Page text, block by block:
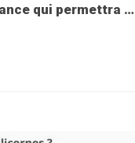
qui permettra …